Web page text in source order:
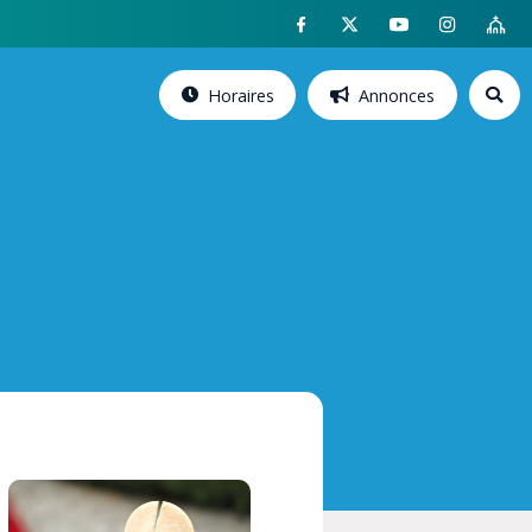
Horaires Annonces